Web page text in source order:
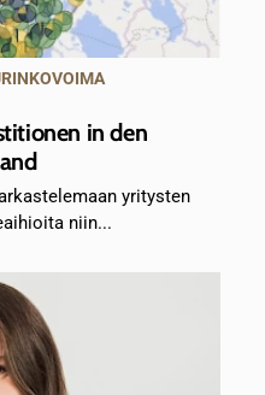
in den
yritysten
niin...